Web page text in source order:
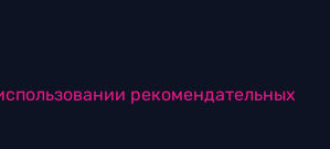
рекомендательных